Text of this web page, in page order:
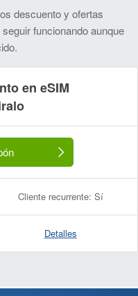
descuento y ofertas
funcionando aunque
en eSIM
Cliente recurrente: Sí
Detalles